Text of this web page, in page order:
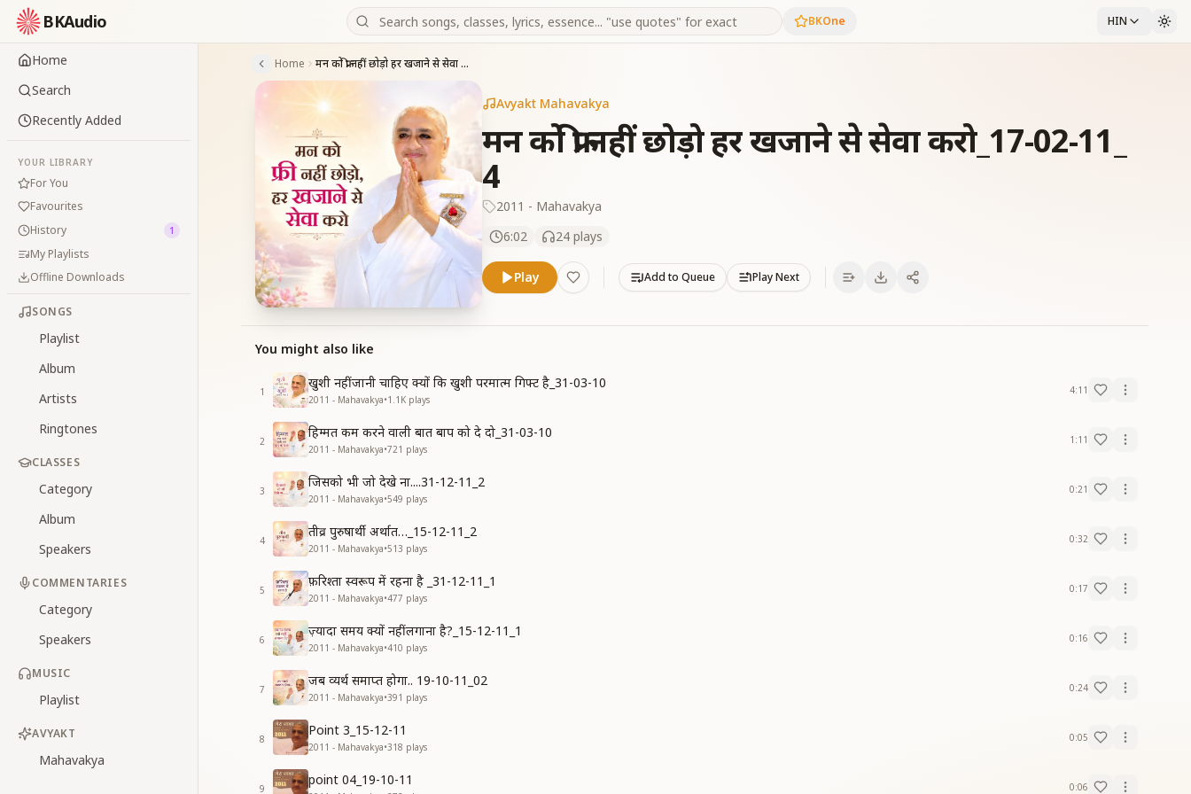
BKAudio BKOne HIN
Home
Search
Recently Added
YOUR LIBRARY
For You
Favourites
History
1
My Playlists
Offline Downloads
SONGS
Playlist
Album
Artists
Ringtones
CLASSES
Category
Album
Speakers
COMMENTARIES
Category
Speakers
MUSIC
Playlist
AVYAKT
Mahavakya
Home मन को फ्री नहीं छोड़ो हर खजाने से सेवा करो_17-02-11_ 4
Avyakt Mahavakya
मन को फ्री नहीं छोड़ो हर खजाने से सेवा करो_17-02-11_
4
2011 - Mahavakya
6:02
24 plays
Play Add to Queue Play Next
You might also like
1
खुशी नहीं जानी चाहिए क्यों कि खुशी परमात्म गिफ्ट है_31-03-10
2011 - Mahavakya•1.1K plays
4:11
2
हिम्मत कम करने वाली बात बाप को दे दो_31-03-10
2011 - Mahavakya•721 plays
1:11
3
जिसको भी जो देखे ना....31-12-11_2
2011 - Mahavakya•549 plays
0:21
4
तीव्र पुरुषार्थी अर्थात…_15-12-11_2
2011 - Mahavakya•513 plays
0:32
5
फ़रिश्ता स्वरूप में रहना है _31-12-11_1
2011 - Mahavakya•477 plays
0:17
6
ज़्यादा समय क्यों नहीं लगाना है?_15-12-11_1
2011 - Mahavakya•410 plays
0:16
7
जब व्यर्थ समाप्त होगा.. 19-10-11_02
2011 - Mahavakya•391 plays
0:24
8
Point 3_15-12-11
2011 - Mahavakya•318 plays
0:05
9
point 04_19-10-11 0:06